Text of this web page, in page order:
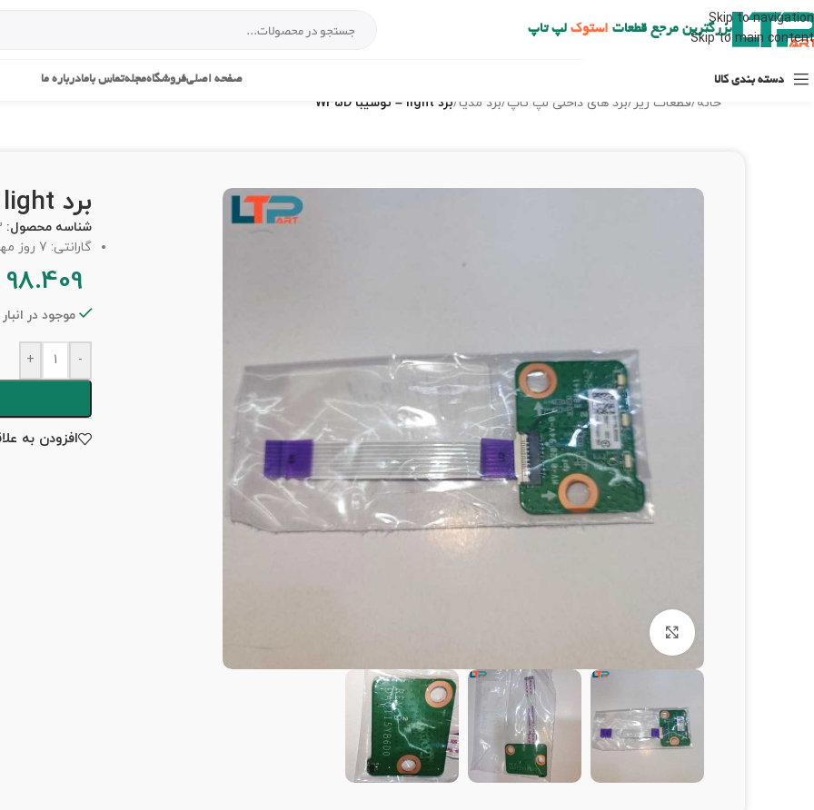
Skip to navigation
Skip to main content
بزرگترین مرجع قطعات استوک لپ تاپ
دسته بندی کالا صفحه اصلیفروشگاهمجلهتماس بامادرباره ما
خانه /قطعات ریز /برد های داخلی لپ تاپ/برد مدیا/برد light – توشیبا W35D
برد light – توشیبا W35D
شناسه محصول:
گارانتی: 7 روز مهلت تست
98.409
موجود در انبار
-
+
افزودن به